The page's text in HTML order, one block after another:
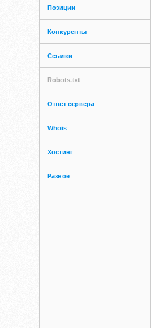
Позиции
Конкуренты
Ссылки
Robots.txt
Ответ сервера
Whois
Хостинг
Разное